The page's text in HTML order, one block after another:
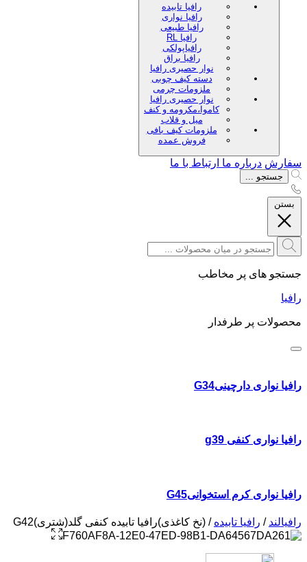
رافیا تابیده
رافیا نواری
رافیا طبیعی
رافیا RL
رافیاپولکی
رافیا براق
نوار حصیری رافیا
دسته کیف چوبی
ملزومات چرمی
نوار حصیری رافیا
کاموا،مکرومه و کنف
میل و قلاب
ملزومات کیف بافی
فروش عمده
سفارش درباره ما ارتباط با ما
جستجو ...
بستن
جستجو های پر مخاطب
رافیا
محصولات پر طرفدار
رافیا نواری دارچینیG34
رافیا نواری کنفی g39
رافیا نواری کرم استخوانیG45
رافیالند / رافیا تابیده / (نخ کاغذی)رافیا تابیده کنفی گلد(شتری)G42